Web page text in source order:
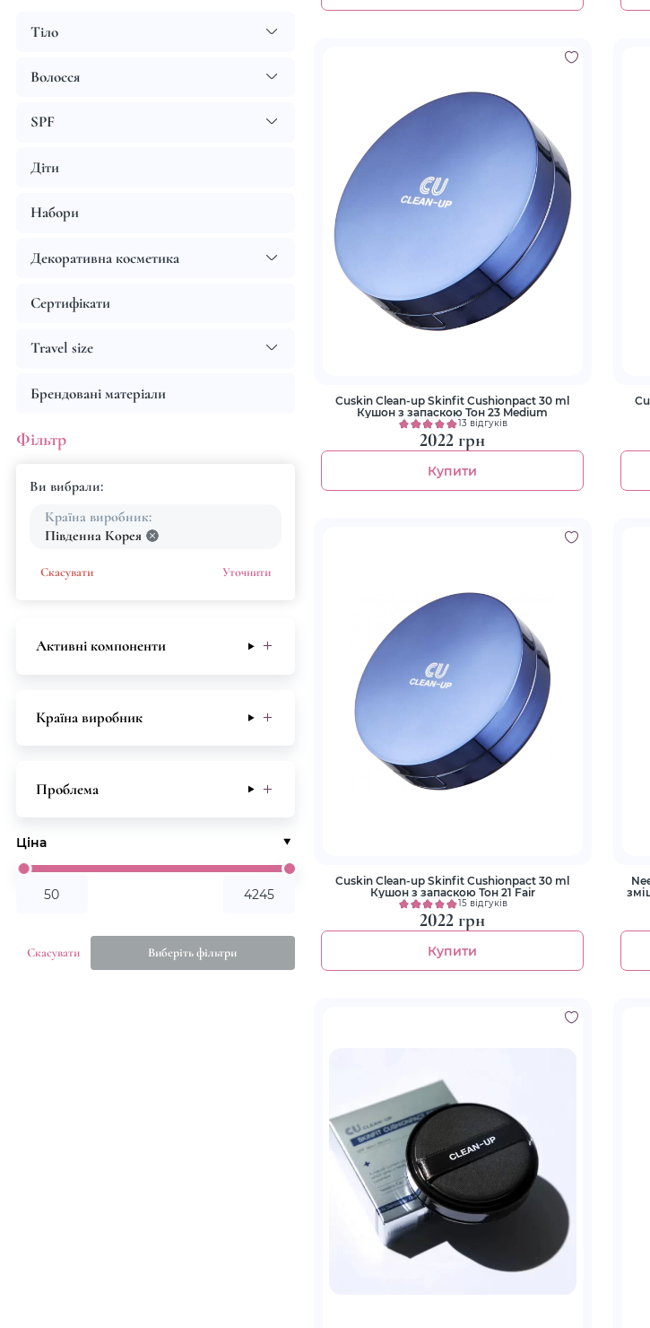
Cuskin Clean-up Skinfit Cushionpact 30 ml
Кушон з запаскою Тон 23 Medium
13 відгуків
2022 грн
Купити
Cuskin Clean-up Skinfit Cushionpact 30 ml
Кушон з запаскою Тон 21 Fair
15 відгуків
2022 грн
Купити
Тіло
Волосся
SPF
Діти
Набори
Декоративна косметика
Сертифікати
Travel size
Брендовані матеріали
Фільтр
Ви вибрали:
Країна виробник:
Південна Корея
Скасувати Уточнити
Активні компоненти
Країна виробник
Проблема
Ціна
Скасувати Виберіть фільтри